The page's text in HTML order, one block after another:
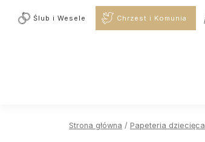
Ślub i Wesele Chrzest i Komunia
Strona główna / Papeteria dziecięca